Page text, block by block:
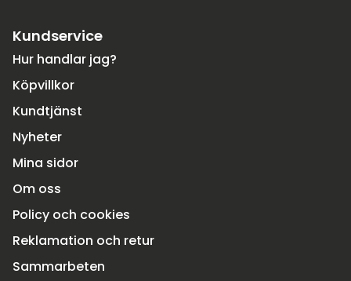
Kundservice
Hur handlar jag?
Köpvillkor
Kundtjänst
Nyheter
Mina sidor
Om oss
Policy och cookies
Reklamation och retur
Sammarbeten